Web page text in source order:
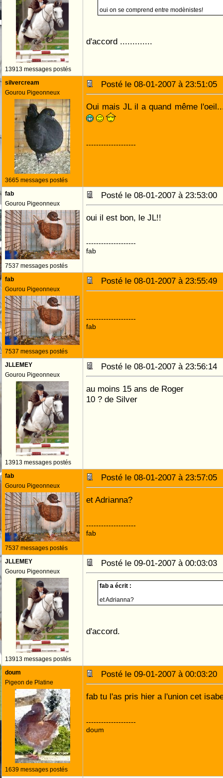
13913 messages postés
oui on se comprend entre modènistes!
d'accord .............
silvercream
Gourou Pigeonneux
3665 messages postés
Posté le 08-01-2007 à
Oui mais JL il a quand même
--------------------
fab
Gourou Pigeonneux
7537 messages postés
Posté le 08-01-2007 à
oui il est bon, le JL!!
--------------------
fab
fab
Gourou Pigeonneux
7537 messages postés
Posté le 08-01-2007 à
--------------------
fab
JLLEMEY
Gourou Pigeonneux
13913 messages postés
Posté le 08-01-2007 à
au moins 15 ans de Roger
10 ? de Silver
fab
Gourou Pigeonneux
7537 messages postés
Posté le 08-01-2007 à
et Adrianna?
--------------------
fab
JLLEMEY
Gourou Pigeonneux
13913 messages postés
Posté le 09-01-2007 à
fab a écrit :
et Adrianna?
d'accord.
doum
Pigeon de Platine
1639 messages postés
Posté le 09-01-2007 à
fab tu l'as pris hier a l'union cet
--------------------
doum